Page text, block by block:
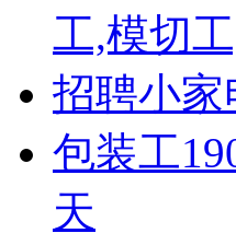
工,模切
招聘小
包装工
天